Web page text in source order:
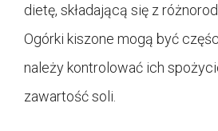
dietę, składającą się z
Ogórki kiszone mogą być
należy kontrolować ich
zawartość soli.